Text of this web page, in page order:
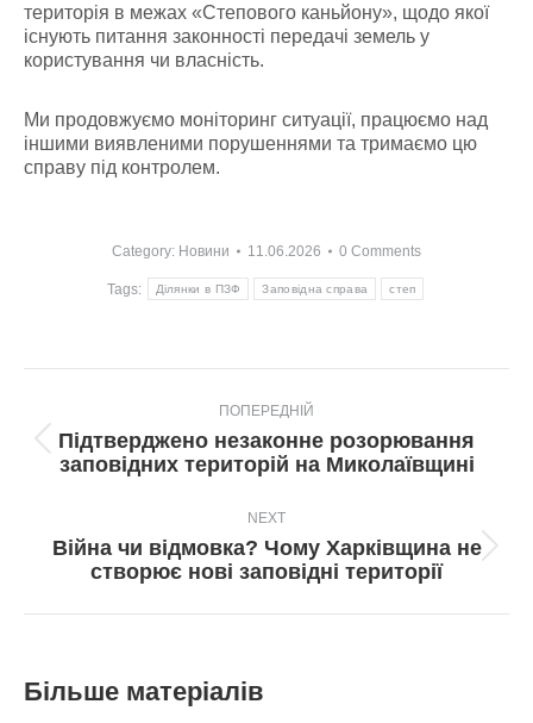
територія в межах «Степового каньйону», щодо якої
існують питання законності передачі земель у
користування чи власність.
Ми продовжуємо моніторинг ситуації, працюємо над
іншими виявленими порушеннями та тримаємо цю
справу під контролем.
Category: Новини 11.06.2026 0 Comments
Tags: Ділянки в ПЗФ Заповідна справа степ
navigation
ПОПЕРЕДНІЙ
Попередній
пост:
Підтверджено незаконне розорювання
заповідних територій на Миколаївщині
NEXT
Next
post:
Війна чи відмовка? Чому Харківщина не
створює нові заповідні території
Більше матеріалів